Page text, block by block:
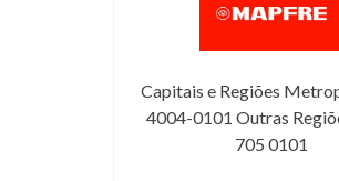
Capitais e Regiões
4004-0101 Outras
705 0101